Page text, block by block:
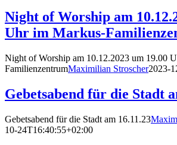
Night of Worship am
Uhr im Markus-
Night of Worship am 10.12.2023 um 19.00
FamilienzentrumMaximilian Stroscher2023-
Gebetsabend für die Stadt
Gebetsabend für die Stadt am 16.11.23
10-24T16:40:55+02:00
Besuch unserer
Website mitteilen,
erhöhen Sie die
personalisierte
Inhalte und